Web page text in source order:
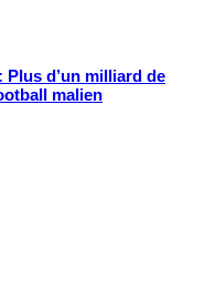
Plus d’un milliard de
malien